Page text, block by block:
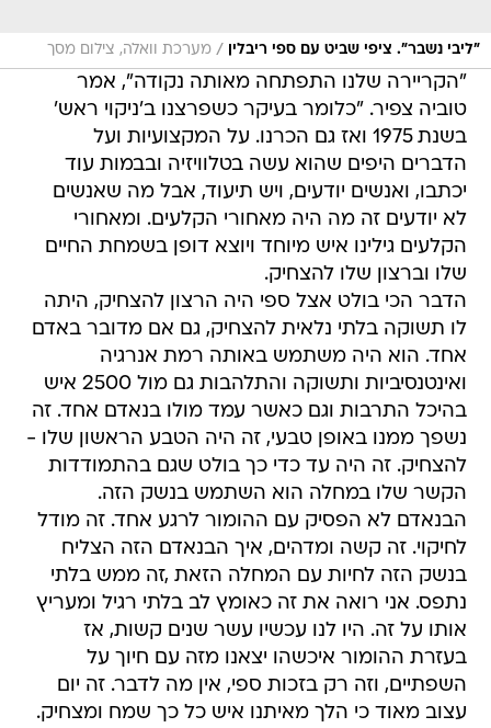
"ליבי נשבר". ציפי שביט עם ספי ריבלין / מערכת וואלה, צילום מסך
"הקריירה שלנו התפתחה מאותה נקודה", אמר
טוביה צפיר. "כלומר בעיקר כשפרצנו ב'ניקוי ראש'
בשנת 1975 ואז גם הכרנו. על המקצועיות ועל
הדברים היפים שהוא עשה בטלוויזיה ובבמות עוד
יכתבו, ואנשים יודעים, ויש תיעוד, אבל מה שאנשים
לא יודעים זה מה היה מאחורי הקלעים. ומאחורי
הקלעים גילינו איש מיוחד ויוצא דופן בשמחת החיים
שלו וברצון שלו להצחיק.
הדבר הכי בולט אצל ספי היה הרצון להצחיק, היתה
לו תשוקה בלתי נלאית להצחיק, גם אם מדובר באדם
אחד. הוא היה משתמש באותה רמת אנרגיה
ואינטנסיביות ותשוקה והתלהבות גם מול 2500 איש
בהיכל התרבות וגם כאשר עמד מולו בנאדם אחד. זה
נשפך ממנו באופן טבעי, זה היה הטבע הראשון שלו -
להצחיק. זה היה עד כדי כך בולט שגם בהתמודדות
הקשר שלו במחלה הוא השתמש בנשק הזה.
הבנאדם לא הפסיק עם ההומור לרגע אחד. זה מודל
לחיקוי. זה קשה ומדהים, איך הבנאדם הזה הצליח
בנשק הזה לחיות עם המחלה הזאת ,זה ממש בלתי
נתפס. אני רואה את זה כאומץ לב בלתי רגיל ומעריץ
אותו על זה. היו לנו עכשיו עשר שנים קשות, אז
בעזרת ההומור איכשהו יצאנו מזה עם חיוך על
השפתיים, וזה רק בזכות ספי, אין מה לדבר. זה יום
עצוב מאוד כי הלך מאיתנו איש כל כך שמח ומצחיק.